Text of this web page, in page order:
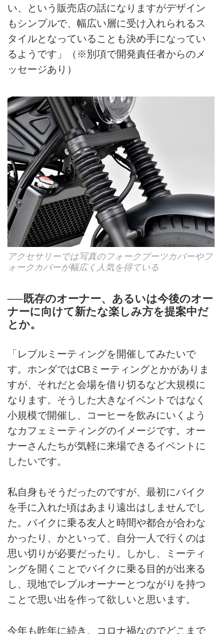
い、という販売店の話になりますがデザイン
もシンプルで、幅広い層に受け入れられるス
タイルとなっていることも決め手になってい
るようです」（※別項で開発責任者からのメ
ッセージあり）
アクセサリーでは写真のフォークブーツカバーやフ
ォークカバーが幅広く人気を得ている
──既存のオーナー、あるいは今後のオー
ナーに向けて新たな楽しみ方を提案中だ
とか。
「レブルミーティングを開催してみたいで
す。ホンダではCBミーティングとかがありま
すが、それだと会場を借り切るなど大規模に
なります。そうした大きなイベントではなく
小規模で開催し、コーヒーを飲みにいくよう
なカフェミーティングのイメージです。オー
ナーさんたちが気軽に来場できるイベントに
したいです。
私自身もそうだったのですが、最初にバイク
を手に入れた頃はあまり遠出はしませんでし
た。バイクに乗る友人と時間や都合が合わな
かったり、かといって、自分一人で行くのは
思い切りが必要だったり。しかし、ミーティ
ングを開くことでバイクに乗る目的が出来る
し、現地でレブルオーナーとつながりを持つ
ことで思い出を作って欲しいと思います。
今年も昨年に続き、コロナ禍なのでどこまで